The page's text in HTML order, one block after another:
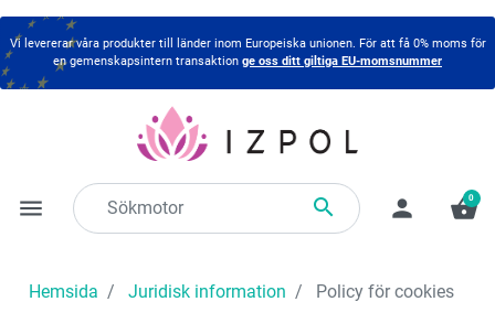
Vi levererar våra produkter till länder inom Europeiska unionen. För att få 0% moms för
en gemenskapsintern transaktion ge oss ditt giltiga EU-momsnummer
menu  person shopping_basket
0
Hemsida Juridisk information Policy för cookies